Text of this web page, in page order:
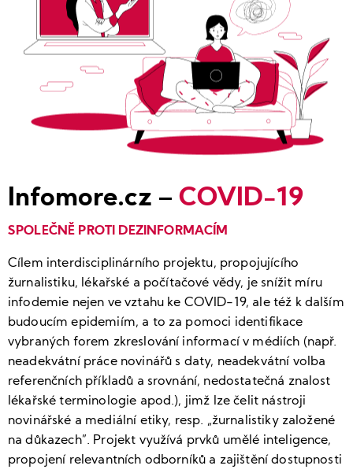
Infomore.cz – COVID-19
SPOLEČNĚ PROTI DEZINFORMACÍM
Cílem interdisciplinárního projektu, propojujícího
žurnalistiku, lékařské a počítačové vědy, je snížit míru
infodemie nejen ve vztahu ke COVID-19, ale též k dalším
budoucím epidemiím, a to za pomoci identifikace
vybraných forem zkreslování informací v médiích (např.
neadekvátní práce novinářů s daty, neadekvátní volba
referenčních příkladů a srovnání, nedostatečná znalost
lékařské terminologie apod.), jimž lze čelit nástroji
novinářské a mediální etiky, resp. „žurnalistiky založené
na důkazech”. Projekt využívá prvků umělé inteligence,
propojení relevantních odborníků a zajištění dostupnosti